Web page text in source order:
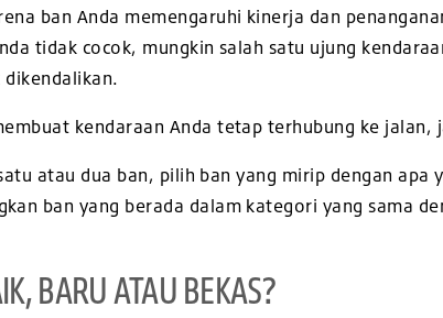
ban Anda memengaruhi kinerja dan
tidak cocok, mungkin salah satu ujung
kendaraan Anda tetap terhubung ke
atau dua ban, pilih ban yang mirip dengan apa
ban yang berada dalam kategori yang sama
BARU ATAU BEKAS?